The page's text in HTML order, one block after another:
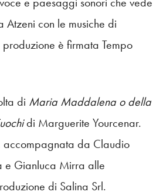
con le musiche di
è firmata Tempo
di Maria Maddalena o della
di Marguerite Yourcenar.
accompagnata da Claudio
e Gianluca Mirra alle
di Salina Srl.